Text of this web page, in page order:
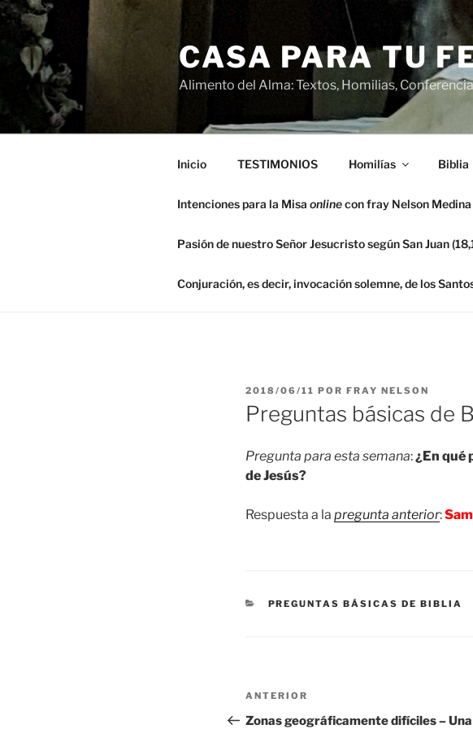
Saltar
contenido
CASA PARA TU
Alimento del Alma: Textos, Homilias,
Inicio TESTIMONIOS Homilías Biblia
Intenciones para la Misa onlinecon fray Nelson Medina
Pasión de nuestro Señor Jesucristo según San Juan
Conjuración, es decir, invocación solemne, de los
PUBLICADO
EL
2018/06/11 POR FRAY NELSON
Preguntas básicas de
Pregunta para esta semana:¿En qué
de Jesús?
Respuesta a la pregunta anterior:
CATEGORÍAS
PREGUNTAS BÁSICAS DE BIBLIA
Navegación
de
Entrada
anterior:
ANTERIOR
Zonas geográficamente difíciles –